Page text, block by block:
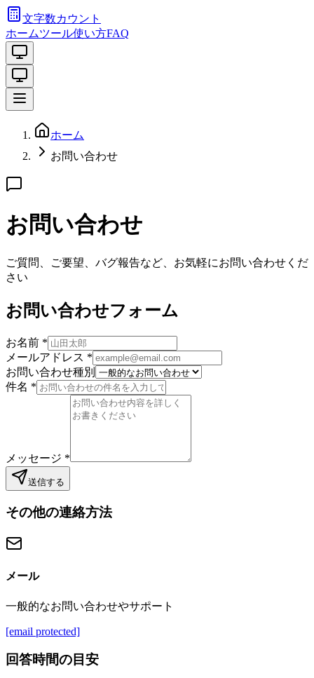
文字数カウント
ホームツール使い方FAQ
ホーム
お問い合わせ
お問い合わせ
ご質問、ご要望、バグ報告など、お気軽にお問い合わせくだ
さい
お問い合わせフォーム
お名前 *
メールアドレス *
お問い合わせ種別
件名 *
メッセージ *
送信する
その他の連絡方法
メール
一般的なお問い合わせやサポート
[email protected]
回答時間の目安